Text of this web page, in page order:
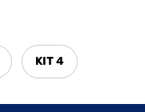
KIT 4